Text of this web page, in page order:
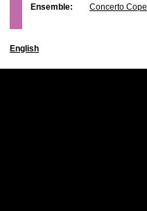
Ensemble: Concerto
English